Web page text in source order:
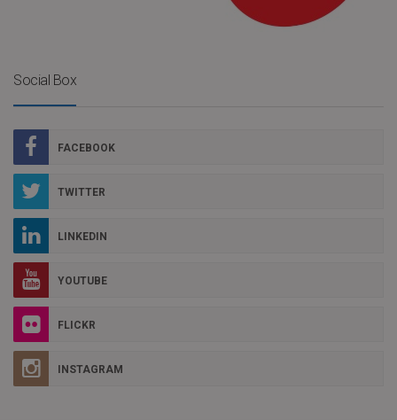
Social Box
FACEBOOK
TWITTER
LINKEDIN
YOUTUBE
FLICKR
INSTAGRAM